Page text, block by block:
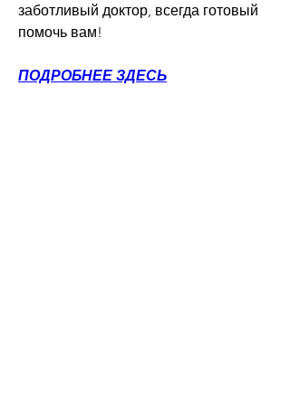
заботливый доктор, всегда готовый
помочь вам!
ПОДРОБНЕЕ ЗДЕСЬ